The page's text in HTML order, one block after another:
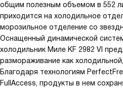
общим полезным объемом в 552
приходится на холодильное
морозильное отделение со
Оснащенный динамической
холодильник Миле KF 2982 VI
размораживание как
Благодаря технологиям
FullAccess, продукты в нем